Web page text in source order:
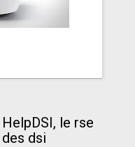
HelpDSI, le rse
des dsi